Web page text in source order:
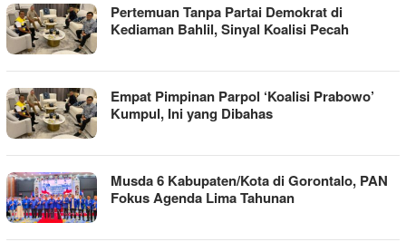
Pertemuan Tanpa Partai Demokrat di
Kediaman Bahlil, Sinyal Koalisi Pecah
Empat Pimpinan Parpol ‘Koalisi Prabowo’
Kumpul, Ini yang Dibahas
Musda 6 Kabupaten/Kota di Gorontalo, PAN
Fokus Agenda Lima Tahunan